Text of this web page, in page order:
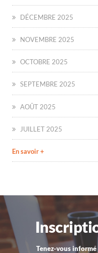
DÉCEMBRE 2025
NOVEMBRE 2025
OCTOBRE 2025
SEPTEMBRE 2025
AOÛT 2025
JUILLET 2025
En savoir +
Tenez-vous